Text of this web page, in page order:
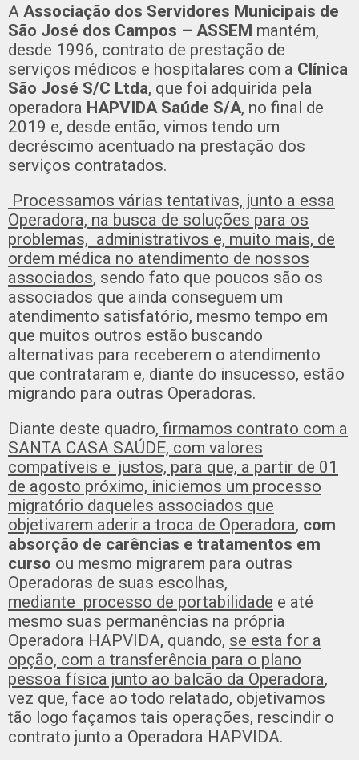
A Associação dos Servidores Municipais de
São José dos Campos – ASSEM mantém,
desde 1996, contrato de prestação de
serviços médicos e hospitalares com a Clínica
São José S/C Ltda, que foi adquirida pela
operadora HAPVIDA Saúde S/A, no final de
2019 e, desde então, vimos tendo um
decréscimo acentuado na prestação dos
serviços contratados.
Processamos várias tentativas, junto a essa
Operadora, na busca de soluções para os
problemas, administrativos e, muito mais, de
ordem médica no atendimento de nossos
associados, sendo fato que poucos são os
associados que ainda conseguem um
atendimento satisfatório, mesmo tempo em
que muitos outros estão buscando
alternativas para receberem o atendimento
que contrataram e, diante do insucesso, estão
migrando para outras Operadoras.
Diante deste quadro, firmamos contrato com a
SANTA CASA SAÚDE, com valores
compatíveis e justos, para que, a partir de 01
de agosto próximo, iniciemos um processo
migratório daqueles associados que
objetivarem aderir a troca de Operadora, com
absorção de carências e tratamentos em
curso ou mesmo migrarem para outras
Operadoras de suas escolhas,
mediante processo de portabilidade e até
mesmo suas permanências na própria
Operadora HAPVIDA, quando, se esta for a
opção, com a transferência para o plano
pessoa física junto ao balcão da Operadora,
vez que, face ao todo relatado, objetivamos
tão logo façamos tais operações, rescindir o
contrato junto a Operadora HAPVIDA.